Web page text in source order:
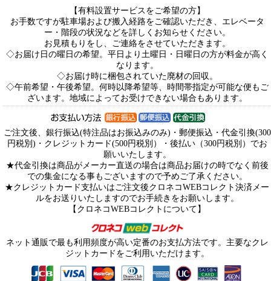
【有料設置サービスをご希望の方】
お手数ですが駐車場および搬入経路をご確認いただき、エレベータ
ー・階段の状況などを詳しくお知らせください。
お見積もりをし、ご連絡をさせていただきます。
◇お届け日の曜日の希望。平日より土曜日・日曜日の方が料金が高く
なります。
◇お届け時に梱包されていた廃材の回収。
◇午前希望・午後希望。何時以降希望等、時間帯指定が可能な便もご
ざいます。地域によってお受けできない場合もあります。
ご注文後、銀行振込(特注品はお振込みのみ)・郵便振込・代金引換(300
円税別)・クレジットカード(500円税別）・後払い（300円税別）でお
願いいたします。
★代金引換は商品がメーカー直送の場合は商品お届けの時でなく前後
での集金になる事もございますので予めご了承ください。
★クレジットカード支払いはご注文後クロネコWEBコレクト決済メー
ルをお送りいたしますのでお手続きをお願いします。
【クロネコWEBコレクトについて】
ネット通販で最も利用頻度が高い定番のお支払方法です。主要なクレ
ジットカードをご利用いただけます。